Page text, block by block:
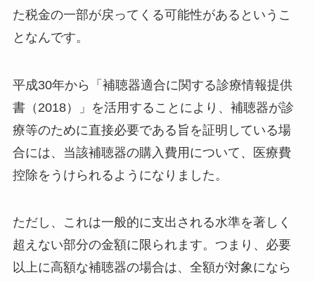
た税金の一部が戻ってくる可能性があるというこ
となんです。
平成30年から「補聴器適合に関する診療情報提供
書（2018）」を活用することにより、補聴器が診
療等のために直接必要である旨を証明している場
合には、当該補聴器の購入費用について、医療費
控除をうけられるようになりました。
ただし、これは一般的に支出される水準を著しく
超えない部分の金額に限られます。つまり、必要
以上に高額な補聴器の場合は、全額が対象になら